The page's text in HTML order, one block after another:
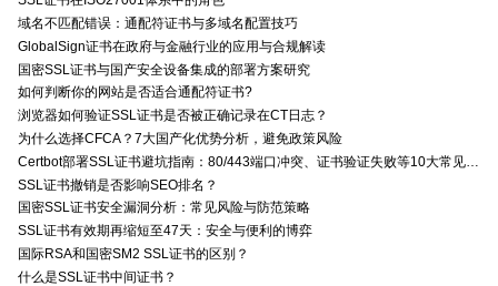
域名不匹配错误：通配符证书与多域名配置技巧
GlobalSign证书在政府与金融行业的应用与合规解读
国密SSL证书与国产安全设备集成的部署方案研究
如何判断你的网站是否适合通配符证书?
浏览器如何验证SSL证书是否被正确记录在CT日志？
为什么选择CFCA？7大国产化优势分析，避免政策风险
Certbot部署SSL证书避坑指南：80/443端口冲突、证书验证失败等10大常见问题解决方案
SSL证书撤销是否影响SEO排名？
国密SSL证书安全漏洞分析：常见风险与防范策略
SSL证书有效期再缩短至47天：安全与便利的博弈
国际RSA和国密SM2 SSL证书的区别？
什么是SSL证书中间证书？